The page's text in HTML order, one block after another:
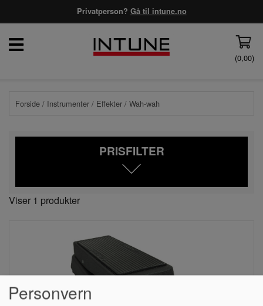
Privatperson? Gå til intune.no
(0,00)
Forside / Instrumenter / Effekter / Wah-wah
PRISFILTER
Viser 1 produkter
Personvern